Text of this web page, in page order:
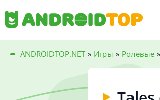
ANDROIDTOP.NET » Игры » Ролевые »